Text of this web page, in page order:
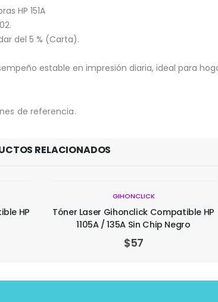
HP 151A
del 5 % (Carta).
estable en impresión diaria, ideal para
de referencia.
RELACIONADOS
HP
GIHONCLICK
Tóner Gihonclick Compatible HP 206A
W2110/11/12/13a Sin Chip Cian
$90